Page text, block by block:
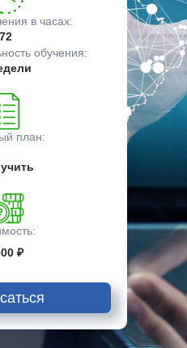
в часах:
72
обучения:
план:
₽